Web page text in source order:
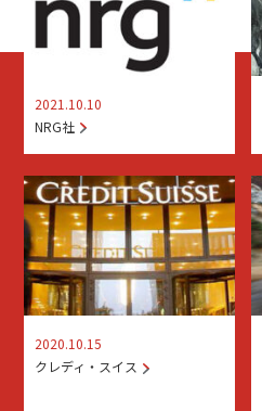
2021.10.10
NRG社
2020.10.15
クレディ・スイス